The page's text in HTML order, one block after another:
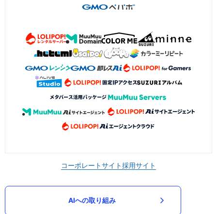
コーポレートサイト採用サイト
AIへの取り組み